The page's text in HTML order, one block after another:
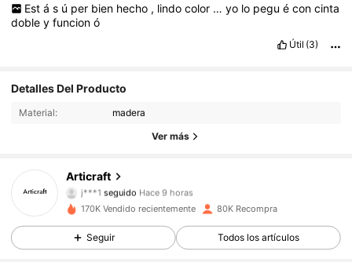
Est á s ú per bien hecho , lindo color … yo lo pegu é con cinta
dobleyfuncionó
Útil (3)
Detalles Del Producto
Material: madera
Ver más
Articraft
4.91 20K Seguidores
j***1 seguido Hace 9 horas
4.91
20K Seguidores
4.91 20K Seguidores
170K Vendido recientemente 80K Recompra
Seguir Todos los artículos